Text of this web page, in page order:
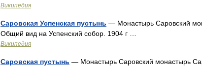
Википедия
Саровская Успенская пустынь — Монастырь Саровский
Общий вид на Успенский собор. 1904 г …
Википедия
Саровская пустынь — Монастырь Саровский монастырь